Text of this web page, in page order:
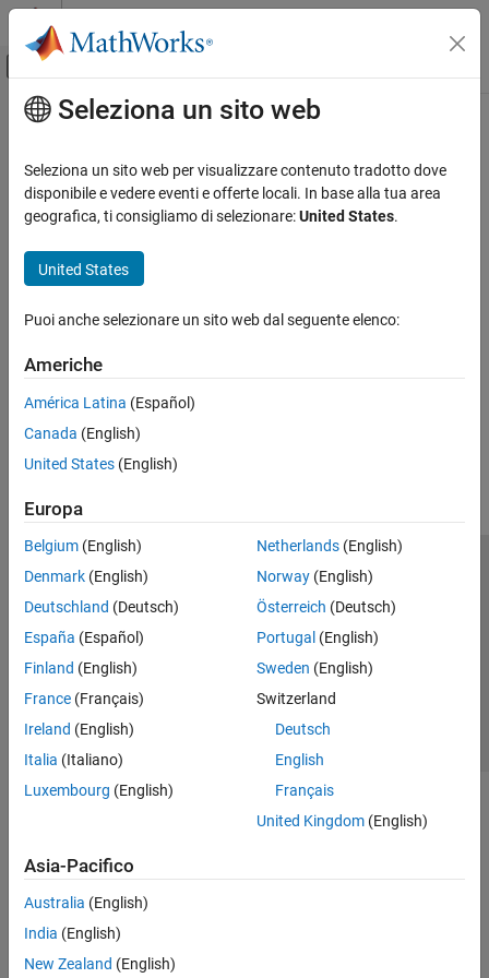
Vai al contenuto
Attiva/disattiva menu di navigazione
Pagina iniziale della documentazione
Contenuto principale
Seleziona un sito web
Seleziona un sito web per visualizzare contenuto tradotto dove
disponibile e vedere eventi e offerte locali. In base alla tua area
geografica, ti consigliamo di selezionare:United States.
United States
Puoi anche selezionare un sito web dal seguente elenco:
Americhe
América Latina (Español)
Canada (English)
United States (English)
Europa
Belgium (English)
Denmark (English)
Deutschland (Deutsch)
España (Español)
Finland (English)
France (Français)
Ireland (English)
Italia (Italiano)
Luxembourg (English)
Netherlands(English)
Norway(English)
Österreich (Deutsch)
Portugal (English)
Sweden (English)
Switzerland
Deutsch
English
Français
United Kingdom(English)
Asia-Pacifico
Australia (English)
India (English)
New Zealand (English)
Centro di fiducia
Informativa sulla privacy
Antipirateria
Stato dell'applicazione
Contatti
© 1994-2026 The MathWorks, Inc.